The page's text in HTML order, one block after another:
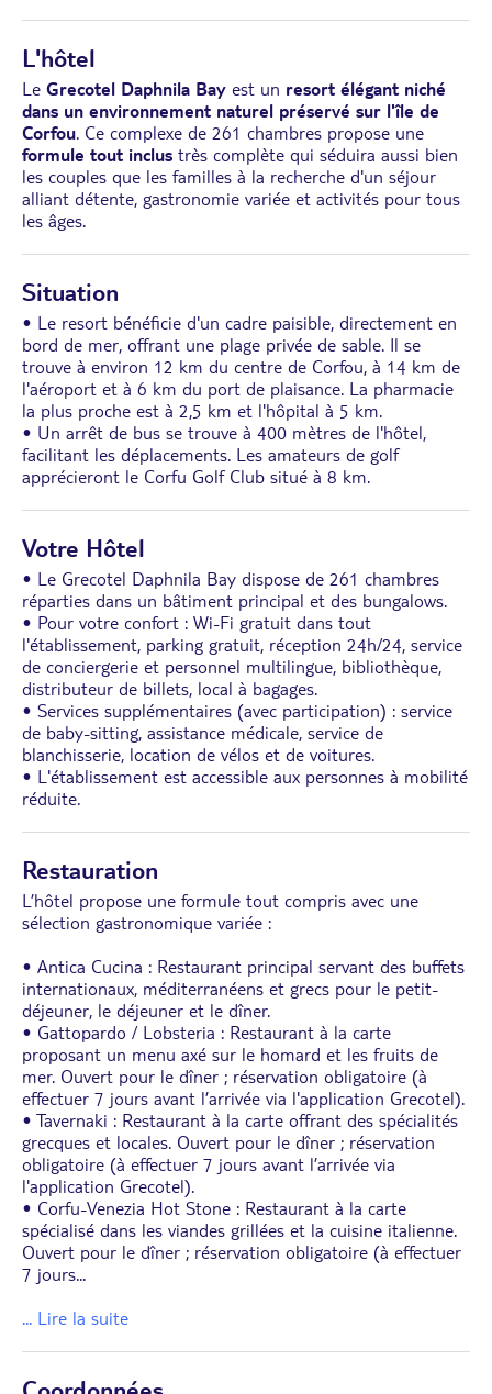
L'hôtel
Le Grecotel Daphnila Bay est un resort élégant niché
dans un environnement naturel préservé sur l'île de
Corfou. Ce complexe de 261 chambres propose une
formule tout inclus très complète qui séduira aussi bien
les couples que les familles à la recherche d'un séjour
alliant détente, gastronomie variée et activités pour tous
les âges.
Situation
• Le resort bénéficie d'un cadre paisible, directement en
bord de mer, offrant une plage privée de sable. Il se
trouve à environ 12 km du centre de Corfou, à 14 km de
l'aéroport et à 6 km du port de plaisance. La pharmacie
la plus proche est à 2,5 km et l'hôpital à 5 km.
• Un arrêt de bus se trouve à 400 mètres de l'hôtel,
facilitant les déplacements. Les amateurs de golf
apprécieront le Corfu Golf Club situé à 8 km.
Votre Hôtel
• Le Grecotel Daphnila Bay dispose de 261 chambres
réparties dans un bâtiment principal et des bungalows.
• Pour votre confort : Wi-Fi gratuit dans tout
l'établissement, parking gratuit, réception 24h/24, service
de conciergerie et personnel multilingue, bibliothèque,
distributeur de billets, local à bagages.
• Services supplémentaires (avec participation) : service
de baby-sitting, assistance médicale, service de
blanchisserie, location de vélos et de voitures.
• L'établissement est accessible aux personnes à mobilité
réduite.
Restauration
L’hôtel propose une formule tout compris avec une
sélection gastronomique variée :
• Antica Cucina : Restaurant principal servant des buffets
internationaux, méditerranéens et grecs pour le petit-
déjeuner, le déjeuner et le dîner.
• Gattopardo / Lobsteria : Restaurant à la carte
proposant un menu axé sur le homard et les fruits de
mer. Ouvert pour le dîner ; réservation obligatoire (à
effectuer 7 jours avant l’arrivée via l'application Grecotel).
• Tavernaki : Restaurant à la carte offrant des spécialités
grecques et locales. Ouvert pour le dîner ; réservation
obligatoire (à effectuer 7 jours avant l’arrivée via
l'application Grecotel).
• Corfu-Venezia Hot Stone : Restaurant à la carte
spécialisé dans les viandes grillées et la cuisine italienne.
Ouvert pour le dîner ; réservation obligatoire (à effectuer
7 jours...
... Lire la suite